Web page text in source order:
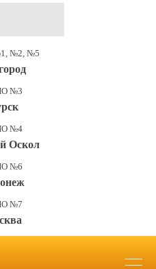
№2, №5
№3
№4
Оскол
№6
№7